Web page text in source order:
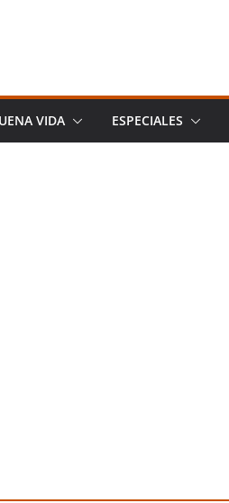
VIDA ESPECIALES